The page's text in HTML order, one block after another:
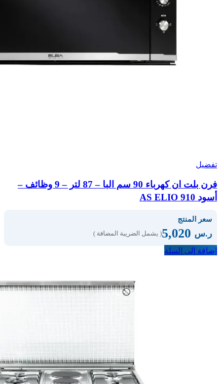
تفضيل
فرن بلت ان كهرباء 90 سم البا – 87 لتر – 9 وظائف –
أسود AS ELIO 910
سعر المنتج
ر.س ( يشمل الضريبة المضافة )
إضافة إلى السلة